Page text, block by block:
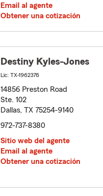
Email al agente
Obtener una cotización
Destiny Kyles-Jones
Lic: TX-1962376
14856 Preston Road
Ste. 102
Dallas, TX 75254-9140
972-737-8380
Sitio web del agente
Email al agente
Obtener una cotización